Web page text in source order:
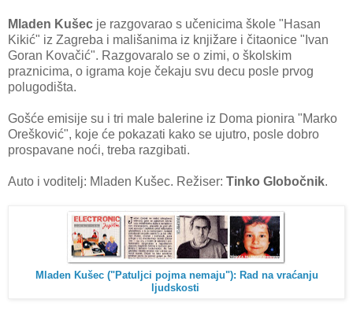
Mladen Kušec je razgovarao s učenicima škole "Hasan
Kikić" iz Zagreba i mališanima iz knjižare i čitaonice "Ivan
Goran Kovačić". Razgovaralo se o zimi, o školskim
praznicima, o igrama koje čekaju svu decu posle prvog
polugodišta.
Gošće emisije su i tri male balerine iz Doma pionira "Marko
Orešković", koje će pokazati kako se ujutro, posle dobro
prospavane noći, treba razgibati.
Auto i voditelj: Mladen Kušec. Režiser: Tinko Globočnik.
Mladen Kušec ("Patuljci pojma nemaju"): Rad na vraćanju
ljudskosti